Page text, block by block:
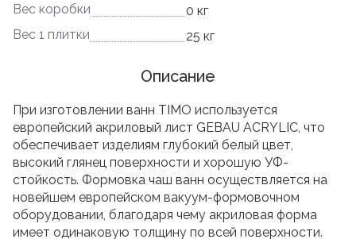
Вес коробки
0 кг
Вес 1 плитки
25 кг
Описание
При изготовлении ванн TIMO используется
европейский акриловый лист GEBAU ACRYLIC, что
обеспечивает изделиям глубокий белый цвет,
высокий глянец поверхности и хорошую УФ-
стойкость. Формовка чаш ванн осуществляется на
новейшем европейском вакуум-формовочном
оборудовании, благодаря чему акриловая форма
имеет одинаковую толщину по всей поверхности.